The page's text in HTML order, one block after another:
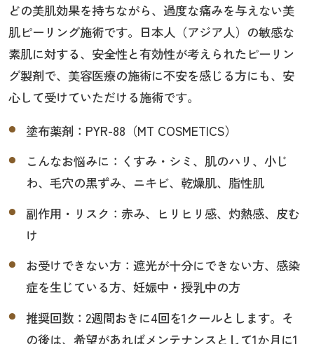
どの美肌効果を持ちながら、過度な痛みを与えない美
肌ピーリング施術です。日本人（アジア人）の敏感な
素肌に対する、安全性と有効性が考えられたピーリン
グ製剤で、美容医療の施術に不安を感じる方にも、安
心して受けていただける施術です。
塗布薬剤：PYR-88（MT COSMETICS）
こんなお悩みに：くすみ・シミ、肌のハリ、小じ
わ、毛穴の黒ずみ、ニキビ、乾燥肌、脂性肌
副作用・リスク：赤み、ヒリヒリ感、灼熱感、皮む
け
お受けできない方：遮光が十分にできない方、感染
症を生じている方、妊娠中・授乳中の方
推奨回数：2週間おきに4回を1クールとします。そ
の後は、希望があればメンテナンスとして1か月に1